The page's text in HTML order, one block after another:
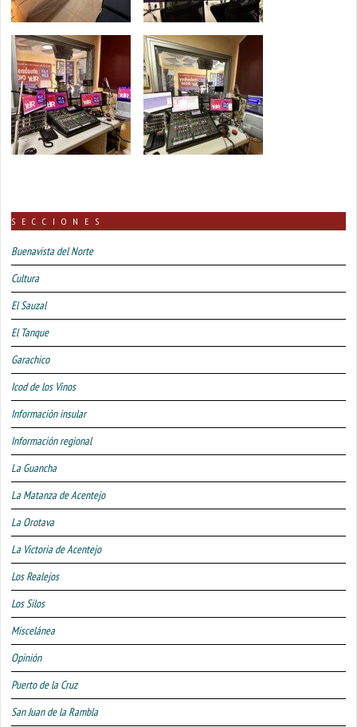
SECCIONES
Buenavista del Norte
Cultura
El Sauzal
El Tanque
Garachico
Icod de los Vinos
Información insular
Información regional
La Guancha
La Matanza de Acentejo
La Orotava
La Victoria de Acentejo
Los Realejos
Los Silos
Miscelánea
Opinión
Puerto de la Cruz
San Juan de la Rambla